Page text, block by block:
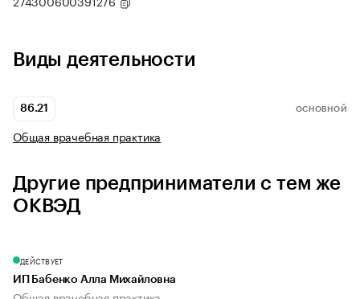
Виды деятельности
86.21 ОСНОВНОЙ
Общая врачебная практика
Другие предприниматели с тем же
ОКВЭД
ДЕЙСТВУЕТ
ИП Бабенко Алла Михайловна